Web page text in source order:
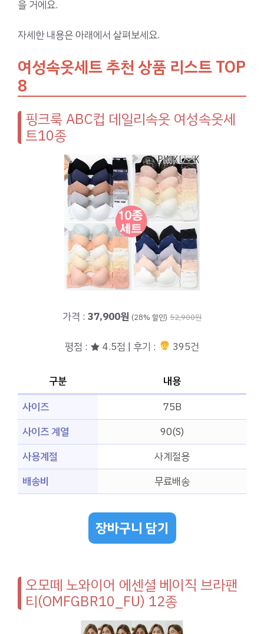
을 거에요.
자세한 내용은 아래에서 살펴보세요.
여성속옷세트 추천 상품 리스트 TOP
8
핑크룩 ABC컵 데일리속옷 여성속옷세
트10종
가격 : 37,900원 (28% 할인) 52,900원
평점 : ★ 4.5점 | 후기 : 395건
구분
내용
사이즈
75B
사이즈 계열
90(S)
사용계절
사계절용
배송비
무료배송
장바구니 담기
오모떼 노와이어 에센셜 베이직 브라팬
티(OMFGBR10_FU) 12종